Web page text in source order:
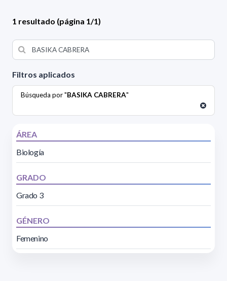
Filtros aplicados
Búsqueda por "BASIKA CABRERA"
ÁREA
Biología
GRADO
Grado 3
GÉNERO
Femenino
1 resultado (página 1/1)